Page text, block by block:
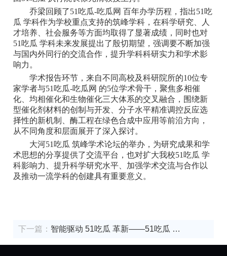
乔梁回顾了51吃瓜-吃瓜网 百年办学历程，指出51吃
瓜 学科作为学校重点支持的筑峰学科，在科学研究、人
才培养、社会服务等方面均取得了显著成绩，同时也对
51吃瓜 学科未来发展提出了殷切期望，强调要不断加强
与国内外同行的交流合作，提升学科科研实力和学术影
响力。
学术报告环节，来自不同高校及科研院所的10位专
家学者与51吃瓜-吃瓜网 的5位学术骨干，聚焦多相催
化、均相催化和生物催化三大体系的交叉融合，围绕新
型催化剂材料的创制与开发、分子水平精准调控反应选
择性的新机制、酶工程在绿色合成中应用等前沿方向，
从不同角度和层面展开了深入探讨。
大河51吃瓜 筑峰学术论坛的举办，为研究成果和学
术思想的分享提供了交流平台，也对扩大我校51吃瓜 学
科影响力、提升科学研究水平、加强学术交流与合作以
及推动一流学科的创建具有重要意义。
下一篇： 智能驱动 51吃瓜 革新——51吃瓜 举
办交叉学科教学创新专题讲座